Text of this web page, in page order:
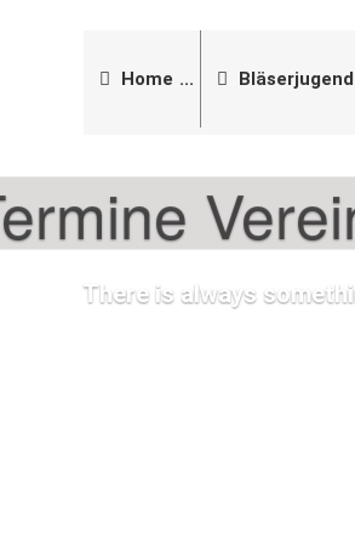
Home Bläserjugend
There is always